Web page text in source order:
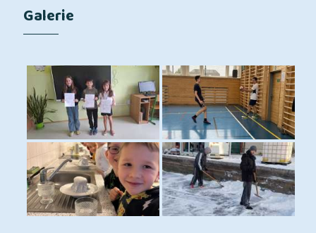
Galerie